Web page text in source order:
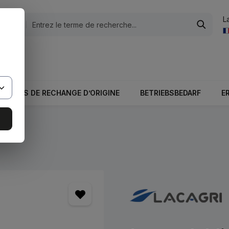
PIÈCES DE RECHANGE D’ORIGINE BETRIEBSBEDARF